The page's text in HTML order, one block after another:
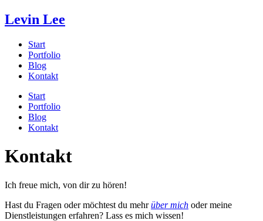
Levin Lee
Start
Portfolio
Blog
Kontakt
Start
Portfolio
Blog
Kontakt
Kontakt
Ich freue mich, von dir zu hören!
Hast du Fragen oder möchtest du mehrüber mich oder meine
Dienstleistungen erfahren? Lass es mich wissen!